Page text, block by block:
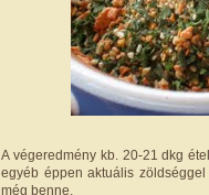
A végeredmény kb. 20-21 dkg
egyéb éppen aktuális
még benne.